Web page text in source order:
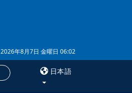
2026年8月7日 金曜日 06:02
日本語